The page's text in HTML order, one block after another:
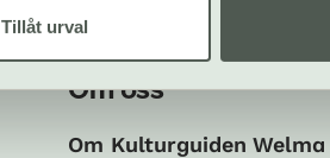
Tillåt urval
Om oss
Om Kulturguiden Welma